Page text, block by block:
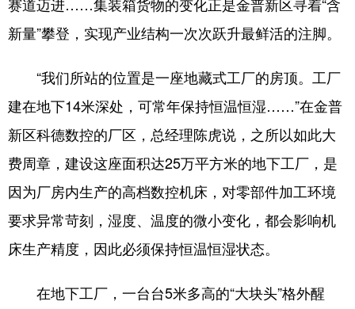
新量”攀登，实现产业结构一次次跃升最鲜活的注脚。
“我们所站的位置是一座地藏式工厂的房顶。工厂
建在地下14米深处，可常年保持恒温恒湿……”在金普
新区科德数控的厂区，总经理陈虎说，之所以如此大
费周章，建设这座面积达25万平方米的地下工厂，是
因为厂房内生产的高档数控机床，对零部件加工环境
要求异常苛刻，湿度、温度的微小变化，都会影响机
床生产精度，因此必须保持恒温恒湿状态。
在地下工厂，一台台5米多高的“大块头”格外醒